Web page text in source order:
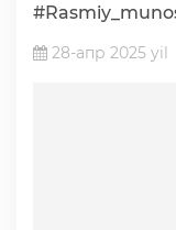
Ochiq budjet
28-апр 2025 yil